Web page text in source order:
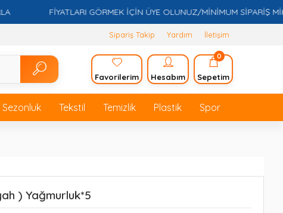
FİYATLARI GÖRMEK İÇİN ÜYE OLUNUZ/MİNİMUM SİPARİŞ
Sipariş Takip Yardım İletişim
Favorilerim Hesabım
0
Sepetim
Sezonluk Tekstil Temizlik Plastik Spor
) Yağmurluk*5